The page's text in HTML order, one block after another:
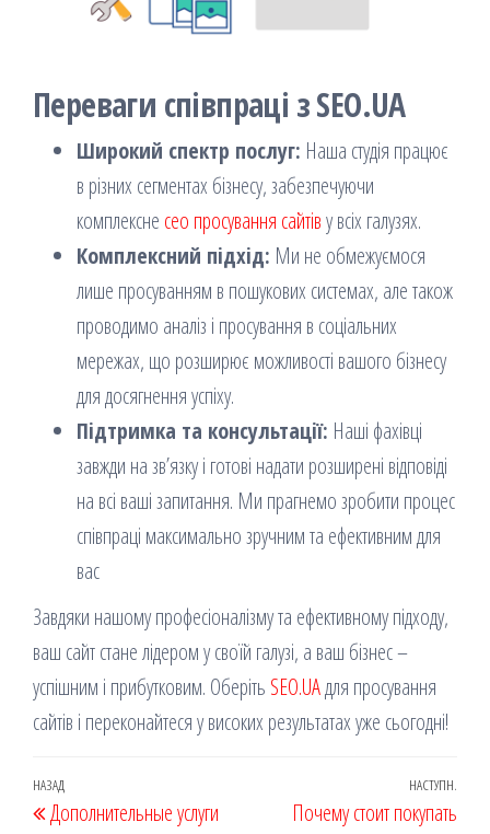
Переваги співпраці з SEO.UA
Широкий спектр послуг: Наша студія працює
в різних сегментах бізнесу, забезпечуючи
комплексне сео просування сайтіву всіх галузях.
Комплексний підхід: Ми не обмежуємося
лише просуванням в пошукових системах, але також
проводимо аналіз і просування в соціальних
мережах, що розширює можливості вашого бізнесу
для досягнення успіху.
Підтримка та консультації: Наші фахівці
завжди на зв’язку і готові надати розширені відповіді
на всі ваші запитання. Ми прагнемо зробити процес
співпраці максимально зручним та ефективним для
вас
Завдяки нашому професіоналізму та ефективному підходу,
ваш сайт стане лідером у своїй галузі, а ваш бізнес –
успішним і прибутковим. Оберіть SEO.UAдля просування
сайтів і переконайтеся у високих результатах уже сьогодні!
Навігація
Попередній
запис
НАЗАД
Дополнительные услуги
НАСТУПН.
Почему стоит покупать